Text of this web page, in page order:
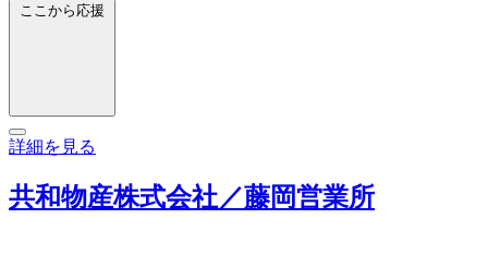
ここから応援
詳細を見る
共和物産株式会社／藤岡営業所